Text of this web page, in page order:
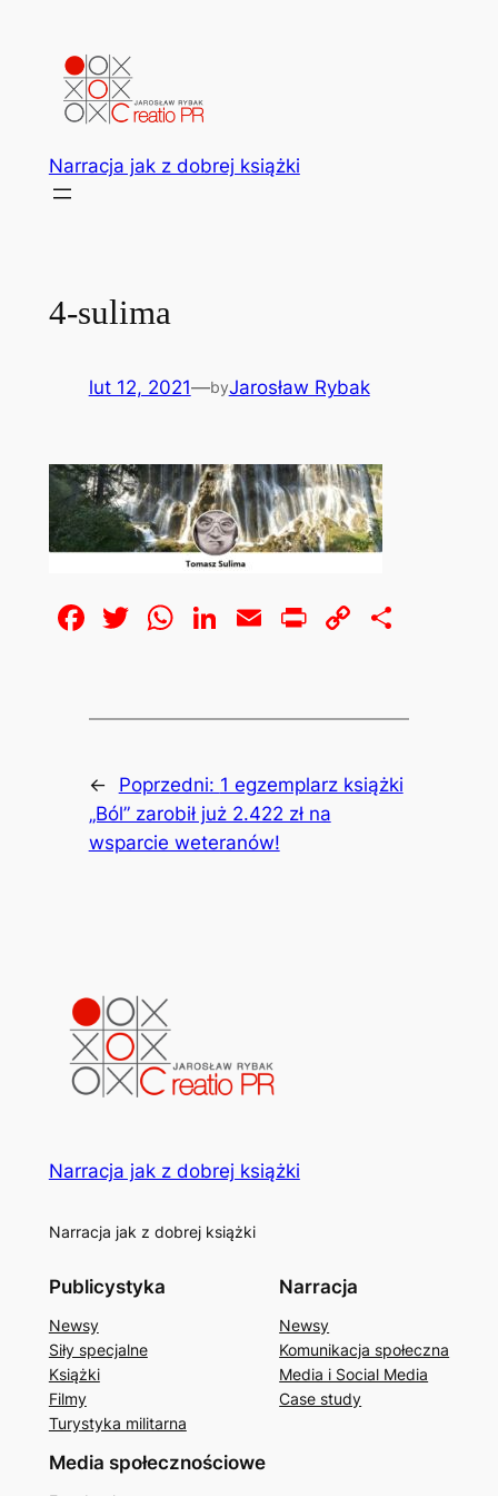
Narracja jak z dobrej książki
4-sulima
lut 12, 2021—byJarosław Rybak
Facebook
Twitter
WhatsApp
LinkedIn
EmailPrintCopy
← Poprzedni: 1 egzemplarz książki
„Ból” zarobił już 2.422 zł na
wsparcie weteranów!
Narracja jak z dobrej książki
Narracja jak z dobrej książki
Publicystyka
Newsy
Siły specjalne
Książki
Filmy
Turystyka militarna
Narracja
Newsy
Komunikacja społeczna
Media i Social Media
Case study
Media społecznościowe